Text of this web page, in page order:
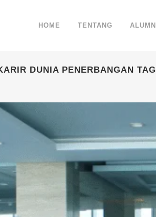
HOME TENTANG ALUMNI
DUNIA PENERBANGAN TAG